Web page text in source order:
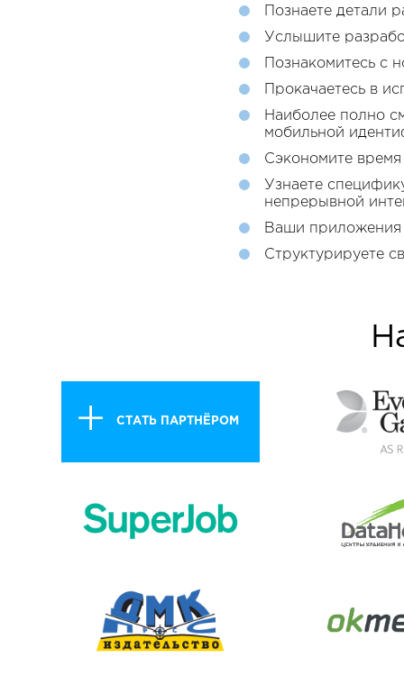
Познаете детали
Услышите
Познакомитесь с
Прокачаетесь в
Наиболее полно
мобильной
Сэкономите
Узнаете
непрерывной
Ваши приложения
Структурируете
СТАТЬ ПАРТНЁРОМ